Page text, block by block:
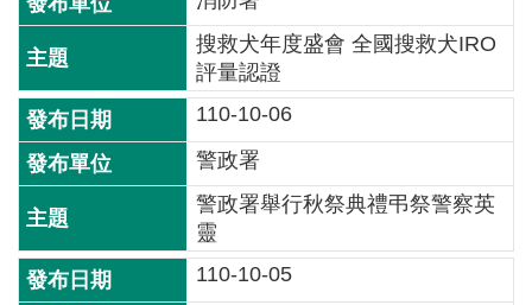
RSS
English
網
站
安
政
搜救犬年度盛會 全國搜救犬IRO
評量認證
110-10-06
警政署
警政署舉行秋祭典禮弔祭警察英
靈
110-10-05